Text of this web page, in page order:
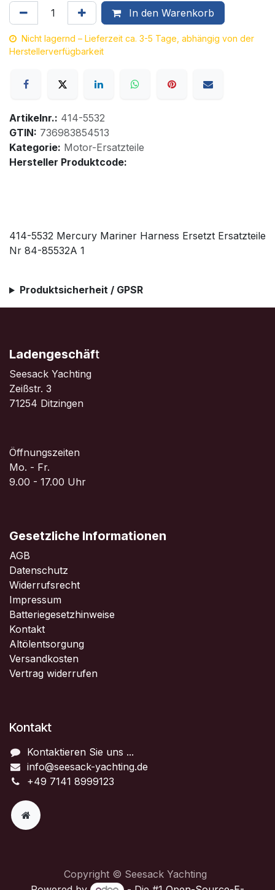
In den Warenkorb
Nicht lagernd – Lieferzeit ca. 3-5 Tage, abhängig von der
Herstellerverfügbarkeit
Artikelnr.: 414-5532
GTIN: 736983854513
Kategorie: Motor-Ersatzteile
Hersteller Produktcode:
414-5532 Mercury Mariner Harness Ersetzt Ersatzteile
Nr 84-85532A 1
Produktsicherheit / GPSR
Ladengeschäft
Seesack Yachting
Zeißstr. 3
71254 Ditzingen
Öffnungszeiten
Mo. - Fr.
9.00 - 17.00 Uhr
Gesetzliche Informationen
AGB
Datenschutz
Widerrufsrecht
Impressum
Batteriegesetzhinweise
Kontakt
Altölentsorgung
Versandkosten
Vertrag widerrufen
Kontakt
Kontaktieren Sie uns ...
info@seesack-yachting.de
+49 7141 8999123
Copyright © Seesack Yachting